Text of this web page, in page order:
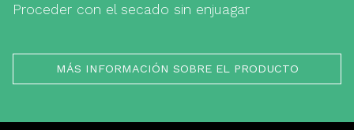
Proceder con el secado sin enjuagar
MÁS INFORMACIÓN SOBRE EL PRODUCTO